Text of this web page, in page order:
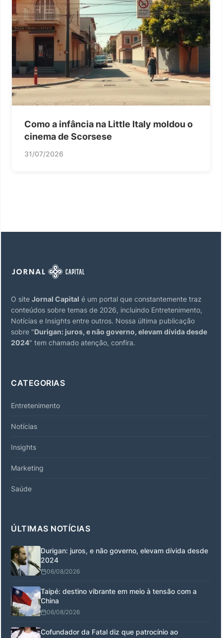
Como a infância na Little Italy moldou o
cinema de Scorsese
31/07/2026
O site Jornal Capital é um portal que constantemente traz
conteúdos sobre temas de 2026, incluindo Entretenimento,
Notícias e Insights entre outros. Nossa última publicação
sobre "Durigan: juros, e não governo, elevam dívida desde
2024" tem chamado atenção, confira.
CATEGORIAS
Entretenimento
Notícias
Insights
Marketing
Saúde
ÚLTIMAS NOTÍCIAS
Durigan: juros, e não governo, elevam dívida desde
2024
06/08/2026
Taipé: destino vibrante em meio à tensão com a
China
06/08/2026
Cofundador da Fatal diz que patrocínio ao